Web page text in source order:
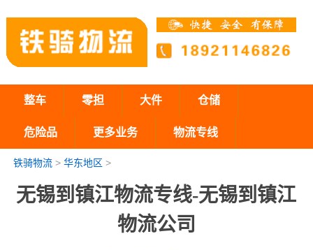
整车 零担 大件 仓储
危险品 更多业务 物流专线
铁骑物流> 华东地区 >
无锡到镇江物流专线-无锡到镇江
物流公司